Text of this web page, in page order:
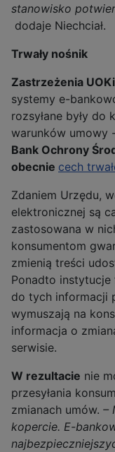
stanowisko
dodaje Niechciał.
Trwały nośnik
Zastrzeżenia
systemy e-
rozsyłane były
warunków umowy
Bank Ochrony
obecnie cech
Zdaniem Urzędu,
elektronicznej są
zastosowana w
konsumentom
zmienią treści
Ponadto instytucje
do tych informacji
wymuszają na
informacja o
serwisie.
W rezultacie nie
przesyłania
zmianach umów. –
kopercie. E-